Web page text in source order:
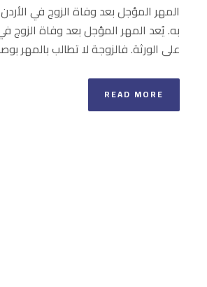
المهر المؤجل بعد وفاة الزوج في
به. يُعد المهر المؤجل بعد وفاة الزوج
على الورثة. فالزوجة لا تطالب بالمهر
READ MORE